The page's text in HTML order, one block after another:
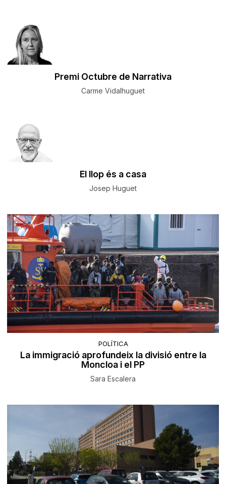
Premi Octubre de Narrativa
Carme Vidalhuguet
El llop és a casa
Josep Huguet
POLÍTICA
La immigració aprofundeix la divisió entre la
Moncloa i el PP
Sara Escalera